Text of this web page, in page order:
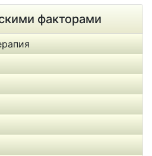
факторами